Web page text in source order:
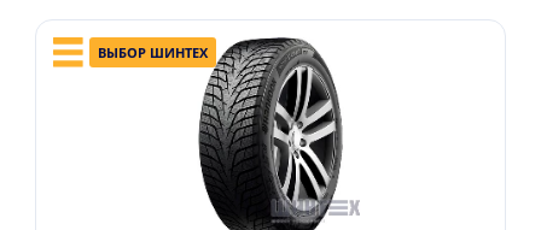
ВЫБОР ШИНТЕХ